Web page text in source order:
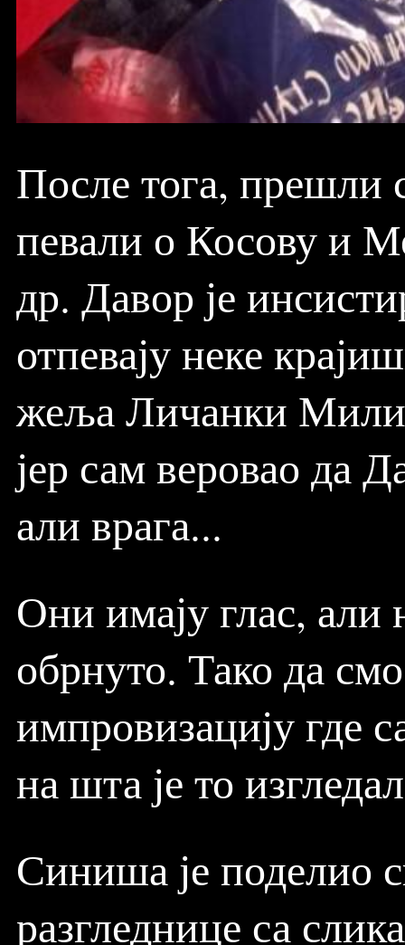
После тога, прешли
певали о Косову и
др. Давор је
отпевају неке
жеља Личанки
јер сам веровао да
али врага...
Они имају глас, али
обрнуто. Тако да
импровизацију где
на шта је то
Синиша је поделио
разгледнице са